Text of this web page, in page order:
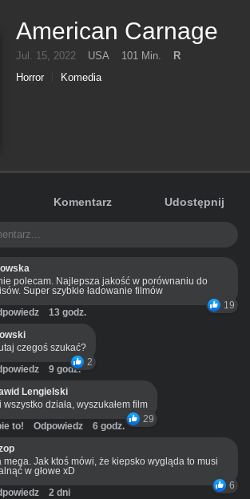
American Carnage
Jul. 15, 2022 USA 101 Min.
R
Horror
Komedia
Komentarz Udostępnij
polecam. Najlepsza jakość w porównaniu do
Super szybkie ładowanie filmów
19
13 godz.
czegoś szukać?
2
9 godz.
Lengielski
wszystko działa, wyszukałem film
29
to! Odpowiedz
6 godz.
mega. Jak ktoś mówi, że kiepsko wygląda to musi
w głowe xD
6
2 dni